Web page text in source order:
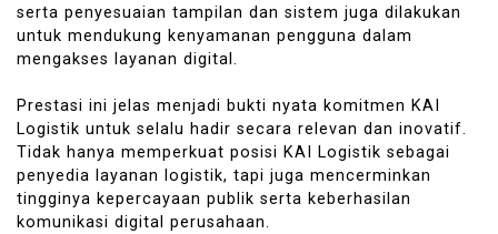
serta penyesuaian tampilan dan sistem juga dilakukan
untuk mendukung kenyamanan pengguna dalam
mengakses layanan digital.
Prestasi ini jelas menjadi bukti nyata komitmen KAI
Logistik untuk selalu hadir secara relevan dan inovatif.
Tidak hanya memperkuat posisi KAI Logistik sebagai
penyedia layanan logistik, tapi juga mencerminkan
tingginya kepercayaan publik serta keberhasilan
komunikasi digital perusahaan.